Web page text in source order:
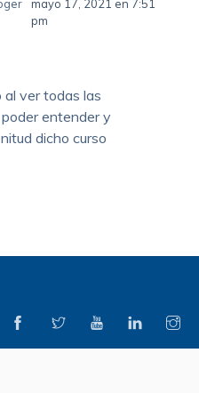
mayo 17, 2021 en 7:51
pm
al ver todas las
entender y
dicho curso